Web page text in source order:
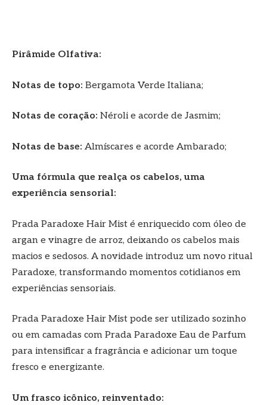
Pirâmide Olfativa:
Notas de topo: Bergamota Verde Italiana;
Notas de coração: Néroli e acorde de Jasmim;
Notas de base: Almíscares e acorde Ambarado;
Uma fórmula que realça os cabelos, uma
experiência sensorial:
Prada Paradoxe Hair Mist é enriquecido com óleo de
argan e vinagre de arroz, deixando os cabelos mais
macios e sedosos. A novidade introduz um novo ritual
Paradoxe, transformando momentos cotidianos em
experiências sensoriais.
Prada Paradoxe Hair Mist pode ser utilizado sozinho
ou em camadas com Prada Paradoxe Eau de Parfum
para intensificar a fragrância e adicionar um toque
fresco e energizante.
Um frasco icônico, reinventado: